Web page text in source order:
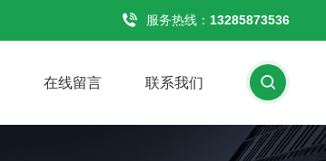
服务热线： 13285873536
在线留言 联系我们